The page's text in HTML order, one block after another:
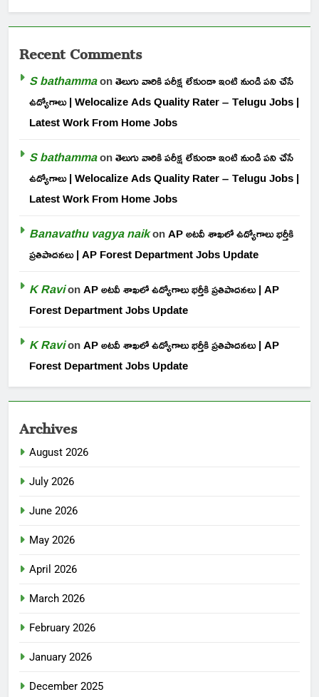
Recent Comments
S bathammaonతెలుగు వారికి పరీక్ష లేకుండా ఇంటి నుండి పని చేసే
ఉద్యోగాలు | Welocalize Ads Quality Rater – Telugu Jobs |
Latest Work From Home Jobs
S bathammaonతెలుగు వారికి పరీక్ష లేకుండా ఇంటి నుండి పని చేసే
ఉద్యోగాలు | Welocalize Ads Quality Rater – Telugu Jobs |
Latest Work From Home Jobs
Banavathu vagya naikonAP అటవీ శాఖలో ఉద్యోగాలు భర్తీకి
ప్రతిపాదనలు | AP Forest Department Jobs Update
K RavionAP అటవీ శాఖలో ఉద్యోగాలు భర్తీకి ప్రతిపాదనలు | AP
Forest Department Jobs Update
K RavionAP అటవీ శాఖలో ఉద్యోగాలు భర్తీకి ప్రతిపాదనలు | AP
Forest Department Jobs Update
Archives
August 2026
July 2026
June 2026
May 2026
April 2026
March 2026
February 2026
January 2026
December 2025